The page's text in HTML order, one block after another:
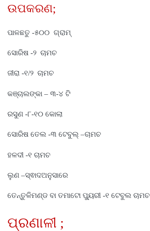
ଉପକରଣ;
ପାଳଛତୁ -୫୦୦ ଗ୍ରାମ୍
ସୋରିଷ -୨ ଚାମଚ
ଜୀରା -୧/୨ ଚାମଚ
କଞ୍ଚାଲଙ୍କା – ୩-୪ ଟି
ରସୁଣ -୮-୧୦ କୋଲା
ସୋରିଷ ତେଲ -୩ ଟେବୁଲ୍ –ଚାମଚ
ହଳଦୀ -୧ ଚାମଚ
ଲୁଣ –ସ୍ଵାଦଅନୁସାରେ
ତେନ୍ତୁଳିମଣ୍ଡ ବା ତମାଟୋ ପ୍ୟୁରୀ -୧ ଟେବୁଲ ଚାମଚ
ପ୍ରଣାଳୀ ;